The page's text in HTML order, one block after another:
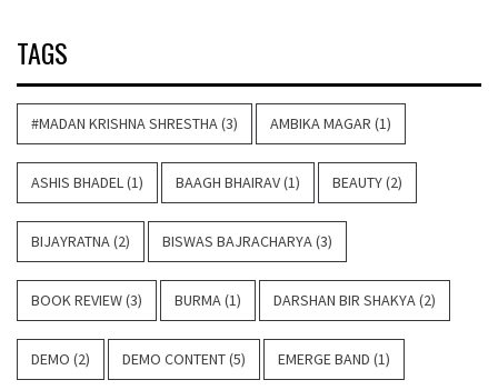
TAGS
#MADAN KRISHNA SHRESTHA(3) AMBIKA MAGAR (1)
ASHIS BHADEL(1) BAAGH BHAIRAV(1) BEAUTY(2)
BIJAYRATNA(2) BISWAS BAJRACHARYA(3)
BOOK REVIEW(3) BURMA(1) DARSHAN BIR SHAKYA(2)
DEMO (2) DEMO CONTENT(5) EMERGE BAND (1)